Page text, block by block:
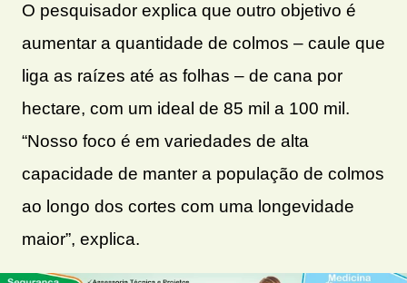
O pesquisador explica que outro objetivo é
aumentar a quantidade de colmos – caule que
liga as raízes até as folhas – de cana por
hectare, com um ideal de 85 mil a 100 mil.
“Nosso foco é em variedades de alta
capacidade de manter a população de colmos
ao longo dos cortes com uma longevidade
maior”, explica.